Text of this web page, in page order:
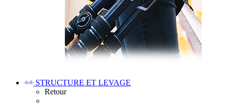
STRUCTURE ET LEVAGE
Retour